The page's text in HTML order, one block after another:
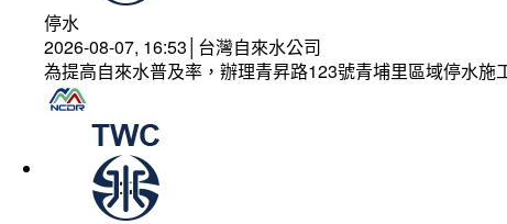
停水
2026-08-07, 16:53│台灣自來水公司
為提高自來水普及率，辦理青昇路123號青埔里區域停水施